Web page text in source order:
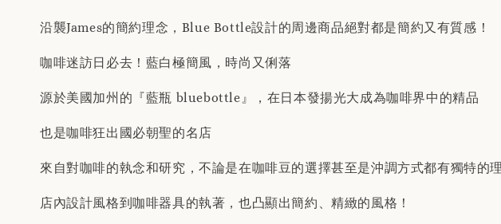
沿襲James的簡約理念，Blue Bottle設計的周邊商品絕對都是簡約又有質感！
咖啡迷訪日必去！藍白極簡風，時尚又俐落
源於美國加州的『藍瓶 bluebottle』，在日本發揚光大成為咖啡界中的精品
也是咖啡狂出國必朝聖的名店
來自對咖啡的執念和研究，不論是在咖啡豆的選擇甚至是沖調方式都有獨特的
店內設計風格到咖啡器具的執著，也凸顯出簡約、精緻的風格！